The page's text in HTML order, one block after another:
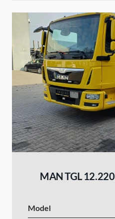
MAN TGL 12.220
Model